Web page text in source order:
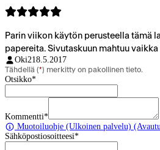
Parin viikon käytön perusteella tämä
papereita. Sivutaskuun mahtuu
Oki218.5.2017
Tähdellä (*) merkitty on pakollinen tieto.
Otsikko*
Kommentti*
Muotoiluohje (Ulkoinen palvelu)
Sähköpostiosoitteesi*